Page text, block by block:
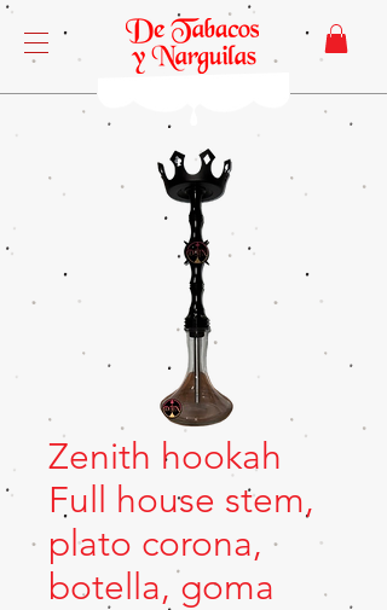
Zenith hookah
Full house stem,
plato corona,
botella, goma